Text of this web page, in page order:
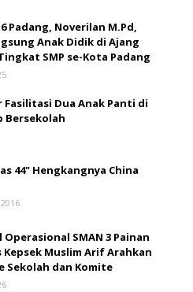
6 Padang, Noverilan M.Pd,
Anak Didik di Ajang
SMP se-Kota Padang
Fasilitasi Dua Anak Panti di
Bersekolah
44" Hengkangnya China
SMAN 3 Painan
Kepsek Muslim Arif Arahkan
Sekolah dan Komite